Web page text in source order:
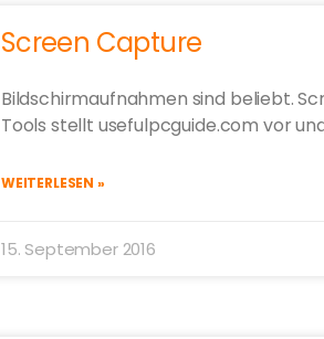
Screen Capture
Bildschirmaufnahmen sind beliebt.
Tools stellt usefulpcguide.com vor
WEITERLESEN »
15. September 2016